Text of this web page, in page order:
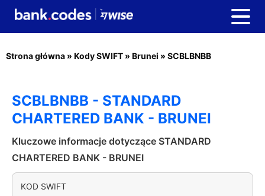
Strona główna » Kody SWIFT » Brunei » SCBLBNBB
SCBLBNBB - STANDARD
CHARTERED BANK - BRUNEI
Kluczowe informacje dotyczące STANDARD
CHARTERED BANK - BRUNEI
KOD SWIFT